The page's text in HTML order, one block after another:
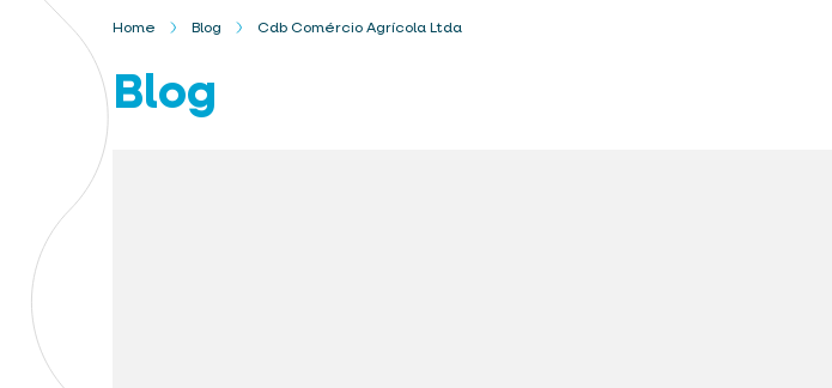
Home Blog Cdb Comércio Agrícola Ltda
Blog